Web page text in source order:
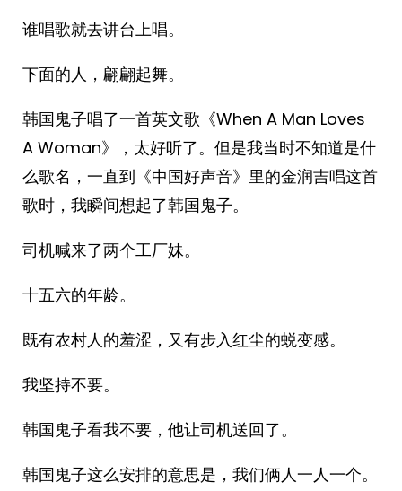
谁唱歌就去讲台上唱。
下面的人，翩翩起舞。
韩国鬼子唱了一首英文歌《When A Man Loves
A Woman》，太好听了。但是我当时不知道是什
么歌名，一直到《中国好声音》里的金润吉唱这首
歌时，我瞬间想起了韩国鬼子。
司机喊来了两个工厂妹。
十五六的年龄。
既有农村人的羞涩，又有步入红尘的蜕变感。
我坚持不要。
韩国鬼子看我不要，他让司机送回了。
韩国鬼子这么安排的意思是，我们俩人一人一个。